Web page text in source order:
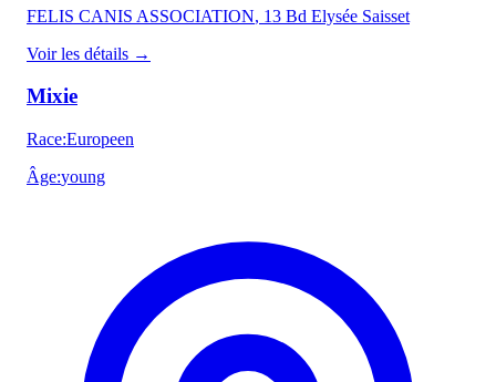
FELIS CANIS ASSOCIATION, 13 Bd Elysée Saisset
Voir les détails →
Mixie
Race:Europeen
Âge:young